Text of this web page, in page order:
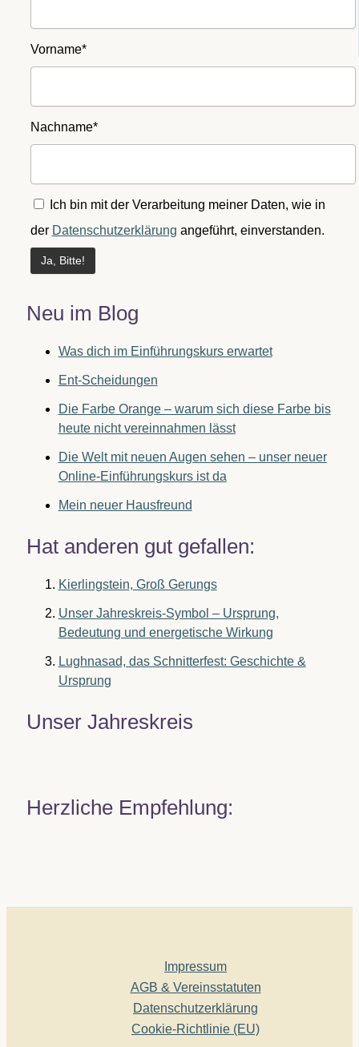
Vorname*
Nachname*
Ich bin mit der Verarbeitung meiner Daten, wie in
der Datenschutzerklärung angeführt, einverstanden.
Neu im Blog
Was dich im Einführungskurs erwartet
Ent-Scheidungen
Die Farbe Orange – warum sich diese Farbe bis
heute nicht vereinnahmen lässt
Die Welt mit neuen Augen sehen – unser neuer
Online-Einführungskurs ist da
Mein neuer Hausfreund
Hat anderen gut gefallen:
Kierlingstein, Groß Gerungs
Unser Jahreskreis-Symbol – Ursprung,
Bedeutung und energetische Wirkung
Lughnasad, das Schnitterfest: Geschichte &
Ursprung
Unser Jahreskreis
Herzliche Empfehlung:
Impressum
AGB & Vereinsstatuten
Datenschutzerklärung
Cookie-Richtlinie (EU)